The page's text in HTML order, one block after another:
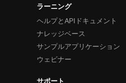
ラーニング
ヘルプとAPIドキュメント
ナレッジベース
サンプルアプリケーション
ウェビナー